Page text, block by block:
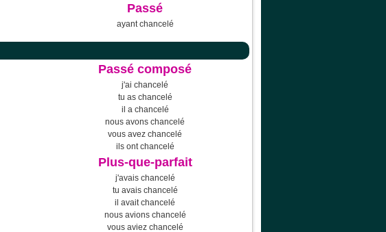
Passé
ayant chancelé
Passé composé
j'ai chancelé
tu as chancelé
il a chancelé
nous avons chancelé
vous avez chancelé
ils ont chancelé
Plus-que-parfait
j'avais chancelé
tu avais chancelé
il avait chancelé
nous avions chancelé
vous aviez chancelé